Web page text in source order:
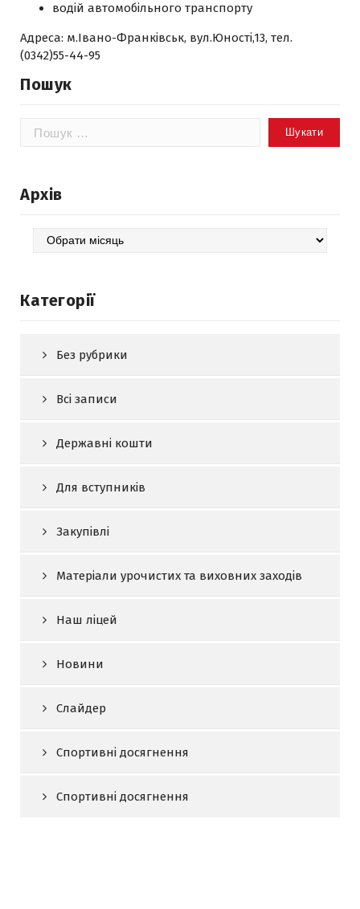
водій автомобільного транспорту
Адреса: м.Івано-Франківськ, вул.Юності,13, тел.
(0342)55-44-95
Пошук
Пошук:
Архів
Архів
Категорії
Без рубрики
Всі записи
Державні кошти
Для вступників
Закупівлі
Матеріали урочистих та виховних заходів
Наш ліцей
Новини
Слайдер
Спортивні досягнення
Спортивні досягнення